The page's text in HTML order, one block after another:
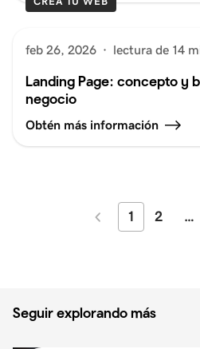
feb 26, 2026 · lectura de 14
Landing Page: concepto y
negocio
Obtén más información
Más
1 2 …
Seguir explorando más